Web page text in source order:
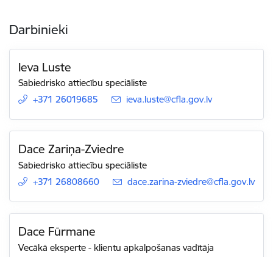
Darbinieki
Ieva Luste
Sabiedrisko attiecību speciāliste
+371 26019685
E-pasts:
ieva.luste@cfla.gov.lv
Dace Zariņa-Zviedre
Sabiedrisko attiecību speciāliste
+371 26808660
E-pasts:
dace.zarina-zviedre@cfla.gov.lv
Dace Fūrmane
Vecākā eksperte - klientu apkalpošanas vadītāja